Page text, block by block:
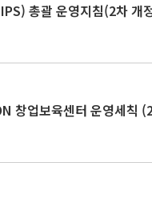
총괄 운영지침(2차 개
창업보육센터 운영세칙